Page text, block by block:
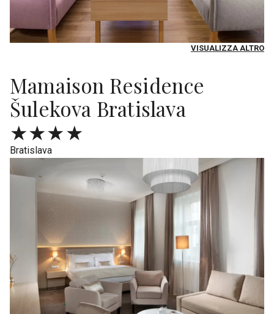
VISUALIZZA ALTRO
Mamaison Residence
Šulekova Bratislava
★★★★
Bratislava